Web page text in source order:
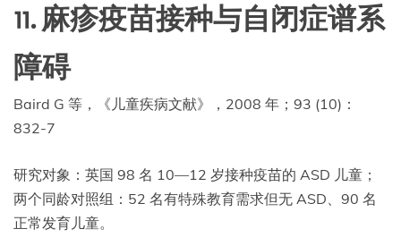
11. 麻疹疫苗接种与自闭症谱系
障碍
Baird G 等，《儿童疾病文献》，2008 年；93 (10)：
832-7
研究对象：英国 98 名 10—12 岁接种疫苗的 ASD 儿童；
两个同龄对照组：52 名有特殊教育需求但无 ASD、90 名
正常发育儿童。